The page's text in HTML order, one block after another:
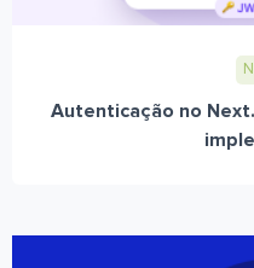
Autenticação no